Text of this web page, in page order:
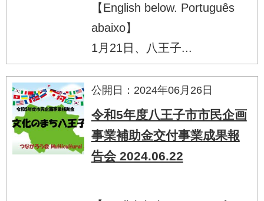
【English below. Português
abaixo】
1月21日、八王子...
公開日：2024年06月26日
令和5年度八王子市市民企画
事業補助金交付事業成果報
告会 2024.06.22